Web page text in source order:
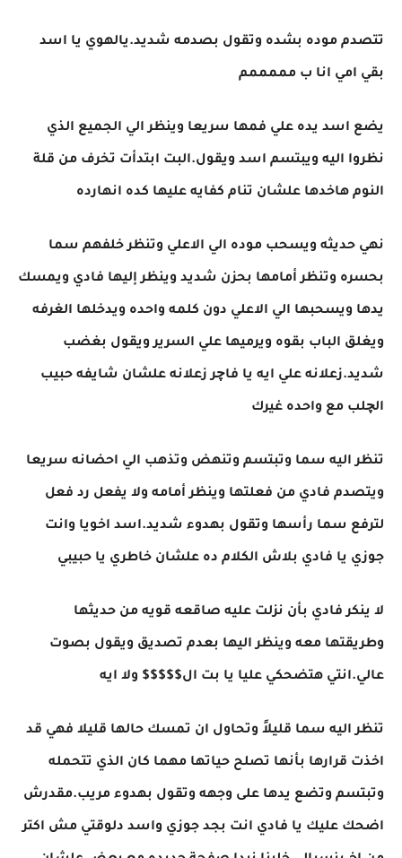
تتصدم موده بشده وتقول بصدمه شديد.يالهوي يا اسد
بقي امي انا ب مممممم
يضع اسد يده علي فمها سريعا وينظر الي الجميع الذي
نظروا اليه ويبتسم اسد ويقول.البت ابتدأت تخرف من قلة
النوم هاخدها علشان تنام كفايه عليها كده انهارده
نهي حديثه ويسحب موده الي الاعلي وتنظر خلفهم سما
بحسره وتنظر أمامها بحزن شديد وينظر إليها فادي ويمسك
يدها ويسحبها الي الاعلي دون كلمه واحده ويدخلها الغرفه
ويغلق الباب بقوه ويرميها علي السرير ويقول بغضب
شديد.زعلانه علي ايه يا فاچر زعلانه علشان شايفه حبيب
الچلب مع واحده غيرك
تنظر اليه سما وتبتسم وتنهض وتذهب الي احضانه سريعا
ويتصدم فادي من فعلتها وينظر أمامه ولا يفعل رد فعل
لترفع سما رأسها وتقول بهدوء شديد.اسد اخويا وانت
جوزي يا فادي بلاش الكلام ده علشان خاطري يا حبيبي
لا ينكر فادي بأن نزلت عليه صاقعه قويه من حديثها
وطريقتها معه وينظر اليها بعدم تصديق ويقول بصوت
عالي.انتي هتضحكي عليا يا بت ال$$$$$ ولا ايه
تنظر اليه سما قليلاً وتحاول ان تمسك حالها قليلا فهي قد
اخذت قرارها بأنها تصلح حياتها مهما كان الذي تتحمله
وتبتسم وتضع يدها على وجهه وتقول بهدوء مريب.مقدرش
اضحك عليك يا فادي انت بجد جوزي واسد دلوقتي مش اكتر